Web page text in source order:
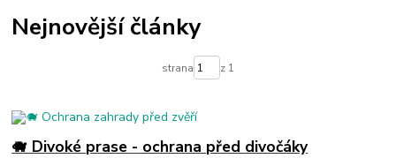
Nejnovější články
strana z 1
🐗 Divoké prase - ochrana před divočáky